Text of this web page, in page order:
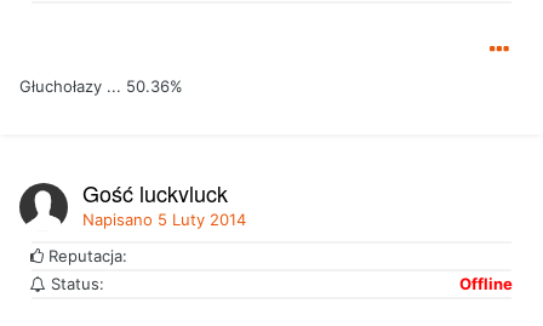
Głuchołazy ... 50.36%
Gość luckyluck
Napisano 5 Luty 2014
Reputacja:
Status:
Offline